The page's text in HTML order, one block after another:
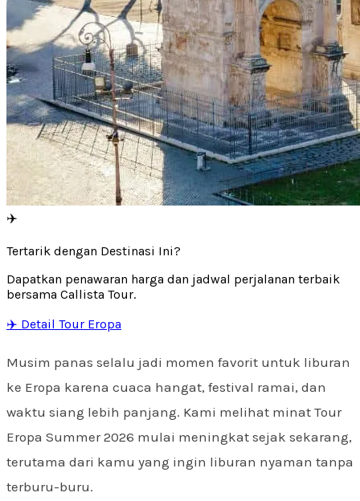
✈️
Tertarik dengan Destinasi Ini?
Dapatkan penawaran harga dan jadwal perjalanan terbaik
bersama Callista Tour.
✈️ Detail Tour Eropa
Musim panas selalu jadi momen favorit untuk liburan
ke Eropa karena cuaca hangat, festival ramai, dan
waktu siang lebih panjang. Kami melihat minat Tour
Eropa Summer 2026 mulai meningkat sejak sekarang,
terutama dari kamu yang ingin liburan nyaman tanpa
terburu-buru.